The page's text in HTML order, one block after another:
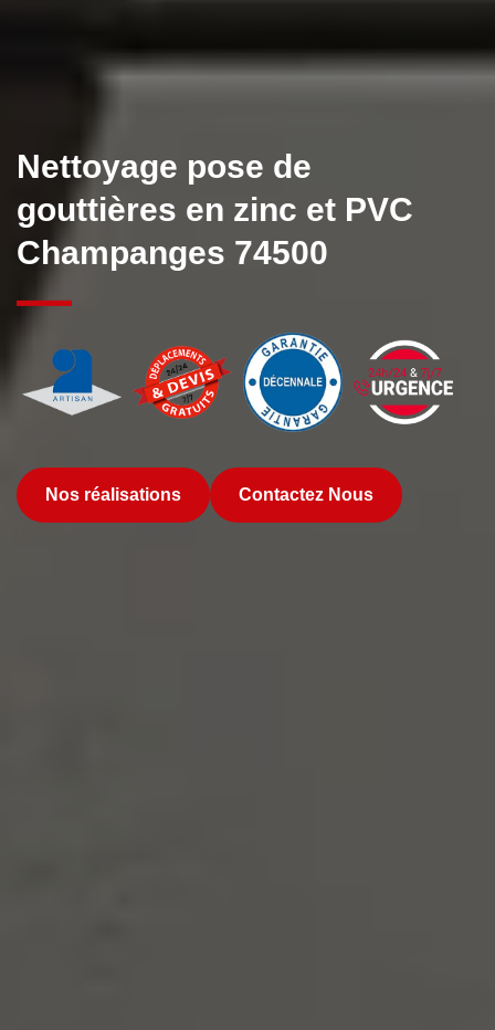
Nettoyage pose de
gouttières en zinc et PVC
Champanges 74500
Nos réalisations Contactez Nous